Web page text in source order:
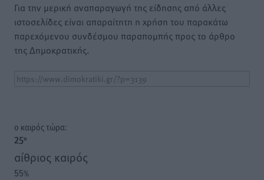
Για την μερική αναπαραγωγή της είδησης από άλλες
ιστοσελίδες είναι απαραίτητη η χρήση του παρακάτω
παρεχόμενου συνδέσμου παραπομπής προς το άρθρο
της Δημοκρατικής.
o καιρός τώρα:
25°
αίθριος καιρός
55%